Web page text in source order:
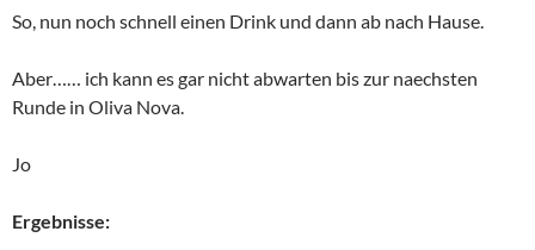
So, nun noch schnell einen Drink und dann ab nach Hause.
Aber…… ich kann es gar nicht abwarten bis zur naechsten
Runde in Oliva Nova.
Jo
Ergebnisse: